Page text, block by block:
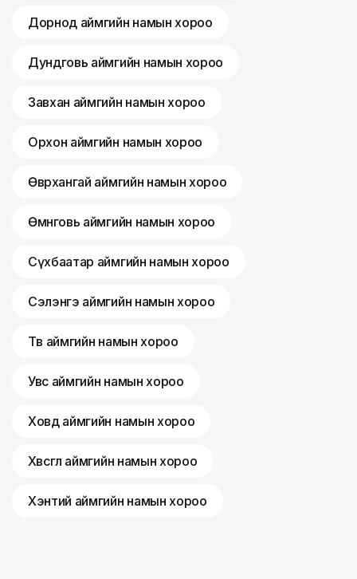
Дорнод аймгийн намын хороо
Дундговь аймгийн намын хороо
Завхан аймгийн намын хороо
Орхон аймгийн намын хороо
Өвөрхангай аймгийн намын хороо
Өмнөговь аймгийн намын хороо
Сүхбаатар аймгийн намын хороо
Сэлэнгэ аймгийн намын хороо
Төв аймгийн намын хороо
Увс аймгийн намын хороо
Ховд аймгийн намын хороо
Хөвсгөл аймгийн намын хороо
Хэнтий аймгийн намын хороо